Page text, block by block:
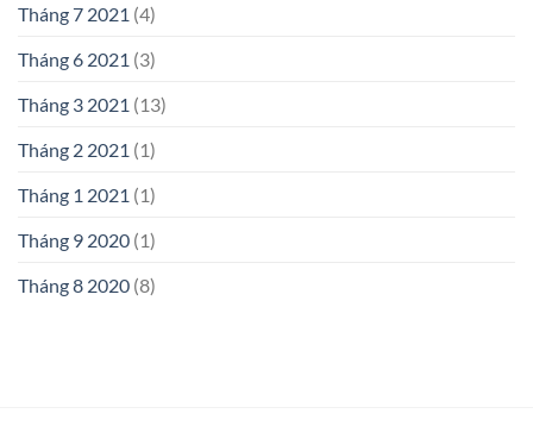
Tháng 7 2021 (4)
Tháng 6 2021 (3)
Tháng 3 2021 (13)
Tháng 2 2021 (1)
Tháng 1 2021 (1)
Tháng 9 2020 (1)
Tháng 8 2020 (8)